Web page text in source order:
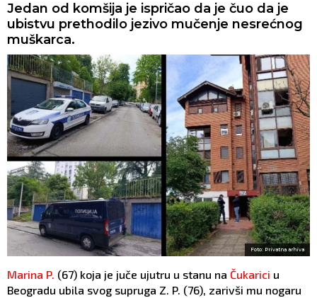
Jedan od komšija je ispričao da je čuo da je
ubistvu prethodilo jezivo mučenje nesrećnog
muškarca.
Foto: Privatna arhiva
Marina P. (67) koja je juče ujutru u stanu na Čukarici u
Beogradu ubila svog supruga Z. P. (76), zarivši mu nogaru